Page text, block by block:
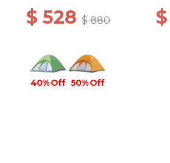
$ 528 $ 880
40% Off 50% Off